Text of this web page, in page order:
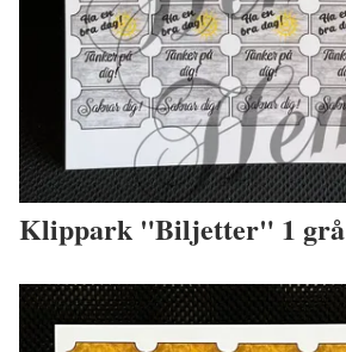
Klippark "Biljetter" 1 grå